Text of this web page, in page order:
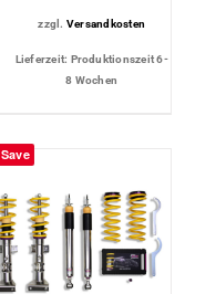
zzgl. Versandkosten
Lieferzeit: Produktionszeit 6-
8 Wochen
Save